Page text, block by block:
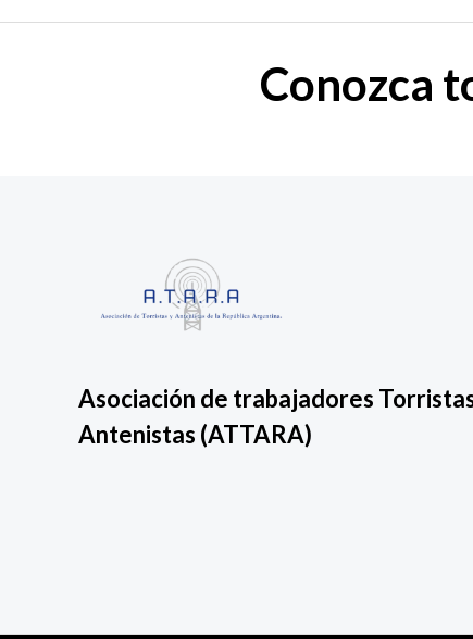
Conozca
Asociación de trabajadores
Antenistas (ATTARA)